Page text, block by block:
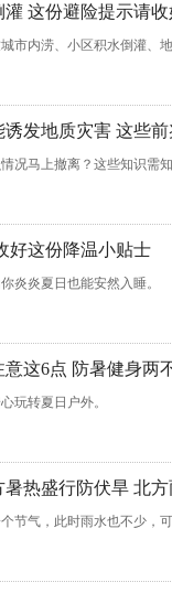
这份避险提示请收
市内涝、小区积水倒灌、
发地质灾害 这些
况马上撤离？这些知识需
好这份降温小贴士
炎炎夏日也能安然入睡。
这6点 防暑健身两
玩转夏日户外。
暑热盛行防伏旱 北
节气，此时雨水也不少，